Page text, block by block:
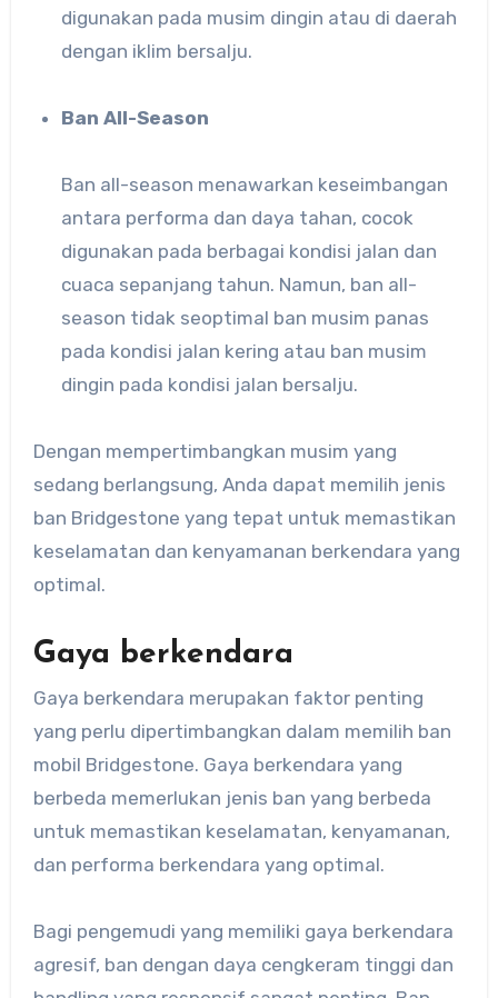
digunakan pada musim dingin atau di daerah
dengan iklim bersalju.
Ban All-Season
Ban all-season menawarkan keseimbangan
antara performa dan daya tahan, cocok
digunakan pada berbagai kondisi jalan dan
cuaca sepanjang tahun. Namun, ban all-
season tidak seoptimal ban musim panas
pada kondisi jalan kering atau ban musim
dingin pada kondisi jalan bersalju.
Dengan mempertimbangkan musim yang
sedang berlangsung, Anda dapat memilih jenis
ban Bridgestone yang tepat untuk memastikan
keselamatan dan kenyamanan berkendara yang
optimal.
Gaya berkendara
Gaya berkendara merupakan faktor penting
yang perlu dipertimbangkan dalam memilih ban
mobil Bridgestone. Gaya berkendara yang
berbeda memerlukan jenis ban yang berbeda
untuk memastikan keselamatan, kenyamanan,
dan performa berkendara yang optimal.
Bagi pengemudi yang memiliki gaya berkendara
agresif, ban dengan daya cengkeram tinggi dan